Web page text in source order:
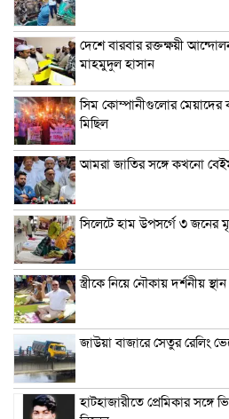
দেশে বারবার রক্তক্ষয়ী
মাহমুদুল হাসান
সিম কোম্পানীগুলোর মেয়াদের
মিছিল
আমরা জাতির সঙ্গে কখনো
সিলেটে হাম উপসর্গে ৩ জনের
স্ত্রীকে নিয়ে নৌকায় দর্শনীয়
জাউয়া বাজারে সেতুর রেলিং
হাটহাজারীতে প্রেমিকার